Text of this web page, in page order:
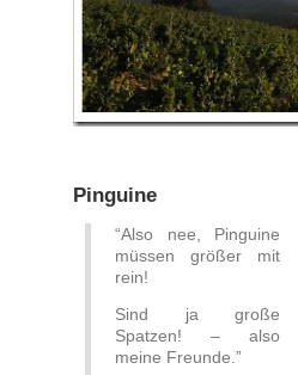
Pinguine
“Also nee, Pinguine
müssen größer mit
rein!
Sind ja große
Spatzen! – also
meine Freunde.”